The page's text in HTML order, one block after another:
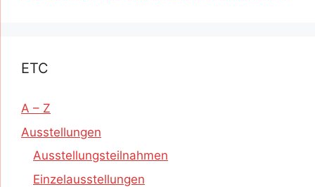
ETC
A – Z
Ausstellungen
Ausstellungsteilnahmen
Einzelausstellungen